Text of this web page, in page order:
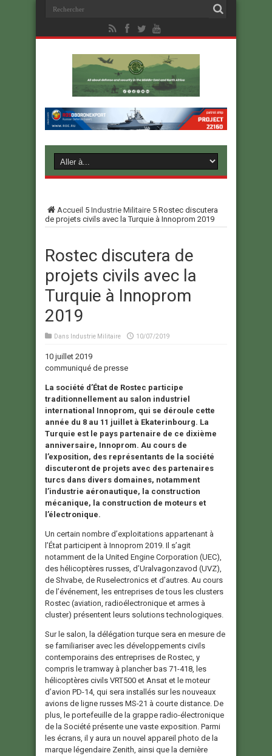
Accueil 5 Industrie Militaire 5 Rostec discutera
de projets civils avec la Turquie à Innoprom 2019
Rostec discutera de
projets civils avec la
Turquie à Innoprom
2019
Dans Industrie Militaire 10/07/2019
10 juillet 2019
communiqué de presse
La société d’État de Rostec participe
traditionnellement au salon industriel
international Innoprom, qui se déroule cette
année du 8 au 11 juillet à Ekaterinbourg. La
Turquie est le pays partenaire de ce dixième
anniversaire, Innoprom. Au cours de
l’exposition, des représentants de la société
discuteront de projets avec des partenaires
turcs dans divers domaines, notamment
l’industrie aéronautique, la construction
mécanique, la construction de moteurs et
l’électronique.
Un certain nombre d’exploitations appartenant à
l’État participent à Innoprom 2019. Il s’agit
notamment de la United Engine Corporation (UEC),
des hélicoptères russes, d’Uralvagonzavod (UVZ),
de Shvabe, de Ruselectronics et d’autres. Au cours
de l’événement, les entreprises de tous les clusters
Rostec (aviation, radioélectronique et armes à
cluster) présentent leurs solutions technologiques.
Sur le salon, la délégation turque sera en mesure de
se familiariser avec les développements civils
contemporains des entreprises de Rostec, y
compris le tramway à plancher bas 71-418, les
hélicoptères civils VRT500 et Ansat et le moteur
d’avion PD-14, qui sera installés sur les nouveaux
avions de ligne russes MS-21 à courte distance. De
plus, le portefeuille de la grappe radio-électronique
de la Société présente une vaste exposition. Parmi
les écrans, il y aura un nouvel appareil photo de la
marque légendaire Zenith, ainsi que la dernière